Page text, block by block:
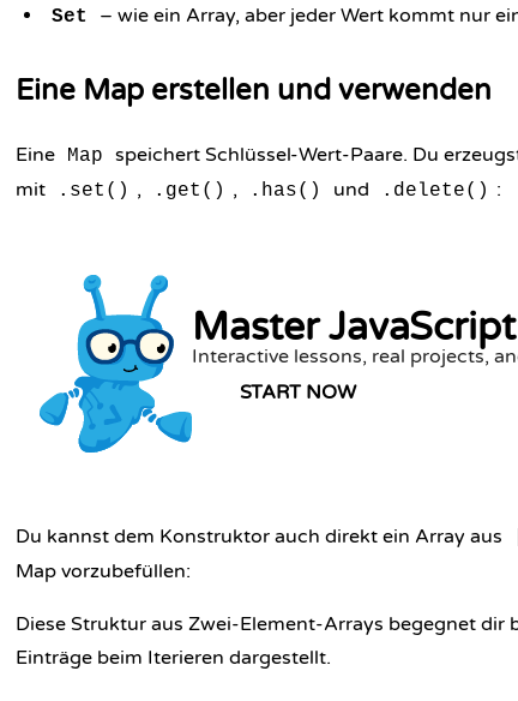
Set – wie ein Array, aber jeder Wert kommt nur
Eine Map erstellen und verwenden
Eine Map speichert Schlüssel-Wert-Paare. Du
mit
.set() , .get() , .has() und .delete() :
Master
Interactive lessons, real projects,
START NOW
Du kannst dem Konstruktor auch direkt ein Array aus
Map vorzubefüllen:
Diese Struktur aus Zwei-Element-Arrays begegnet dir
Einträge beim Iterieren dargestellt.